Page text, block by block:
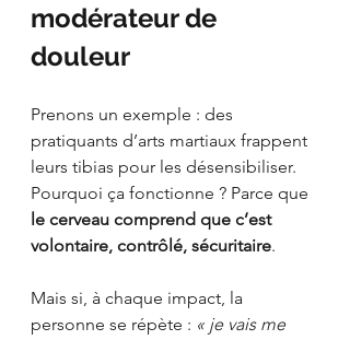
modérateur de
douleur
Prenons un exemple : des
pratiquants d’arts martiaux frappent
leurs tibias pour les désensibiliser.
Pourquoi ça fonctionne ? Parce que
le cerveau comprend que c’est
volontaire, contrôlé, sécuritaire.
Mais si, à chaque impact, la
personne se répète : « je vais me